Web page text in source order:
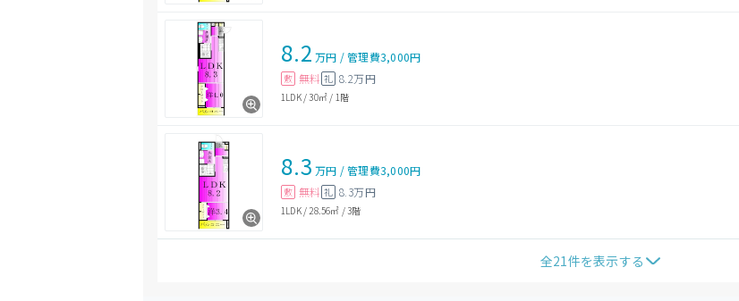
8.2 万円 /管理費3,000円
敷 無料 礼 8.2万円
1LDK/30㎡ / 1階
8.3 万円 /管理費3,000円
敷 無料 礼 8.3万円
1LDK/ 28.56㎡ /3階
全21件を表示する